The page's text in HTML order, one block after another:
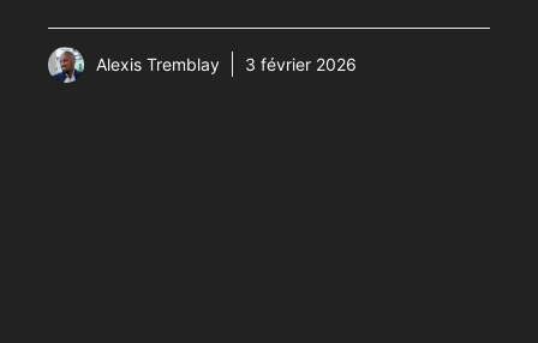
Alexis Tremblay 3 février 2026